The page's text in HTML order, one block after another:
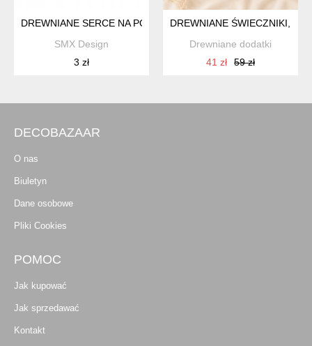
DREWNIANE SERCE NA PODSTAWCE DO MALOWANIA
SMX Design
3 zł
DREWNIANE ŚWIECZNIKI,
Drewniane dodatki
41 zł
59 zł
DECOBAZAAR
O nas
Biuletyn
Dane osobowe
Pliki Cookies
POMOC
Jak kupować
Jak sprzedawać
Kontakt